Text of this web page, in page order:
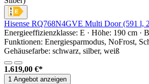
Hisense RQ768N4GVE Multi Door (591 l,
Energieeffizienzklasse: E · Höhe: 190 cm ·
Funktionen: Energiesparmodus, NoFrost,
Gehäusefarbe: schwarz, silber, weiß
1.619,00 €*
1 Angebot anzeigen